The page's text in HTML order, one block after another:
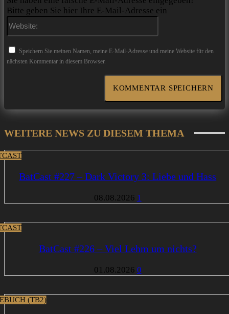
Bitte geben Sie hier Ihre E-Mail-Adresse ein
Speichern Sie meinen Namen, meine E-Mail-Adresse und meine Website für den
nächsten Kommentar in diesem Browser.
WEITERE NEWS ZU DIESEM THEMA
BatCast #227 – Dark Victory 3: Liebe und Hass
08.08.2026 1
BatCast #226 – Viel Lehm um nichts?
01.08.2026 0
(TB2)